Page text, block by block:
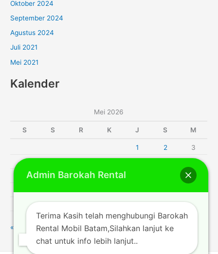
Oktober 2024
September 2024
Agustus 2024
Juli 2021
Mei 2021
Kalender
Mei 2026
S S R K J S M
1 2
3
4
10
11
12 13 14
17
26 27 28 29 30 31
« Apr Jun »
Admin Barokah Rental
Terima Kasih telah menghubungi Barokah
Rental Mobil Batam,Silahkan lanjut ke
chat untuk info lebih lanjut..